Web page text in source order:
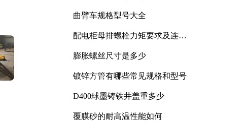
曲臂车规格型号大全
配电柜母排螺栓力矩要求及连接
膨胀螺丝尺寸是多少
镀锌方管有哪些常见规格和型号
D400球墨铸铁井盖重多少
覆膜砂的耐高温性能如何